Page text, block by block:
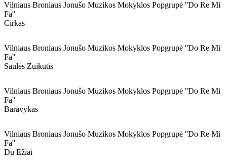
Vilniaus Broniaus Jonušo Muzikos Mokyklos Popgrupė ''do Re Mi
Fa''
Cirkas
Vilniaus Broniaus Jonušo Muzikos Mokyklos Popgrupė ''do Re Mi
Fa''
Saulės Zuikutis
Vilniaus Broniaus Jonušo Muzikos Mokyklos Popgrupė ''do Re Mi
Fa''
Baravykas
Vilniaus Broniaus Jonušo Muzikos Mokyklos Popgrupė ''do Re Mi
Fa''
Du Ežiai